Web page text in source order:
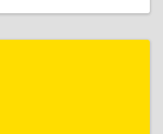
Геленджик г,